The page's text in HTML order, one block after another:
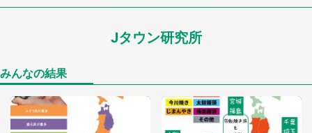
「孫にあげると思って、あなたにこれをあげる」
「ゾワゾワする」「本当に気持ち悪い」 道端でバ
グっちゃってた〝野生の野菜〟に6.5万人戦慄
Jタウン研究所
みんなの結果